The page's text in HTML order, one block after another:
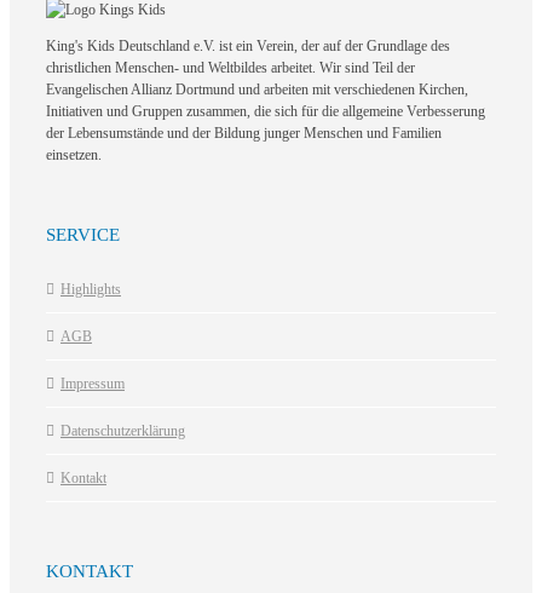
King's Kids Deutschland e.V. ist ein Verein, der auf der Grundlage des
christlichen Menschen- und Weltbildes arbeitet. Wir sind Teil der
Evangelischen Allianz Dortmund und arbeiten mit verschiedenen Kirchen,
Initiativen und Gruppen zusammen, die sich für die allgemeine Verbesserung
der Lebensumstände und der Bildung junger Menschen und Familien
einsetzen.
SERVICE
Highlights
AGB
Impressum
Datenschutzerklärung
Kontakt
KONTAKT